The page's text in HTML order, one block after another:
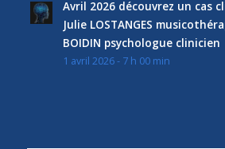
Avril 2026 découvrez un cas
Julie LOSTANGES
BOIDIN psychologue clinicien
1 avril 2026 - 7 h 00 min